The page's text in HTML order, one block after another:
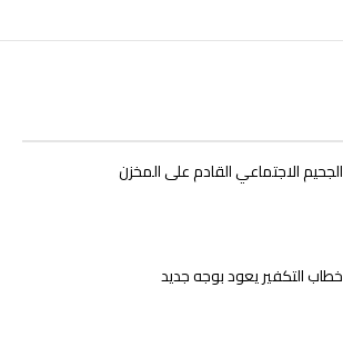
الجحيم الاجتماعي القادم على المخزن
خطاب التكفير يعود بوجه جديد